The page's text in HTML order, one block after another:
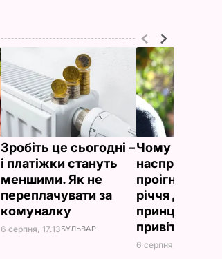
Зробіть це сьогодні –
і платіжки стануть
меншими. Як не
переплачувати за
комуналку
6 серпня, 17.13БУЛЬВАР
Чому Чарльз
насправді
проігнорував
річчя дружини
принца Гаррі і
привітав
6 серпня, 16.36